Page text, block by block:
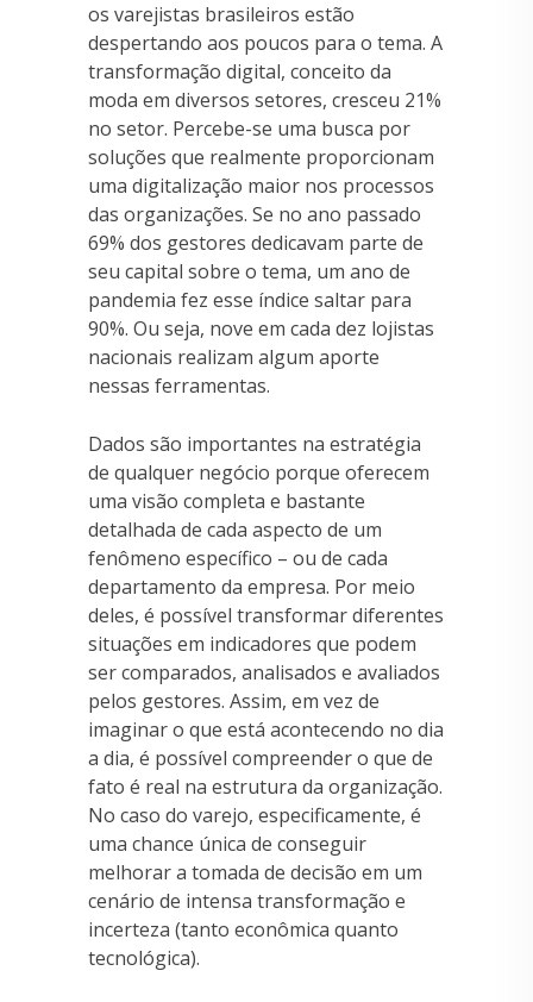
os varejistas brasileiros estão
despertando aos poucos para o tema. A
transformação digital, conceito da
moda em diversos setores, cresceu 21%
no setor. Percebe-se uma busca por
soluções que realmente proporcionam
uma digitalização maior nos processos
das organizações. Se no ano passado
69% dos gestores dedicavam parte de
seu capital sobre o tema, um ano de
pandemia fez esse índice saltar para
90%. Ou seja, nove em cada dez lojistas
nacionais realizam algum aporte
nessas ferramentas.
Dados são importantes na estratégia
de qualquer negócio porque oferecem
uma visão completa e bastante
detalhada de cada aspecto de um
fenômeno específico – ou de cada
departamento da empresa. Por meio
deles, é possível transformar diferentes
situações em indicadores que podem
ser comparados, analisados e avaliados
pelos gestores. Assim, em vez de
imaginar o que está acontecendo no dia
a dia, é possível compreender o que de
fato é real na estrutura da organização.
No caso do varejo, especificamente, é
uma chance única de conseguir
melhorar a tomada de decisão em um
cenário de intensa transformação e
incerteza (tanto econômica quanto
tecnológica).